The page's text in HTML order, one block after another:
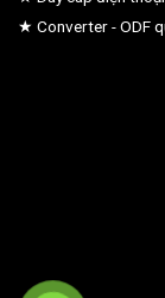
★ Converter - ODF